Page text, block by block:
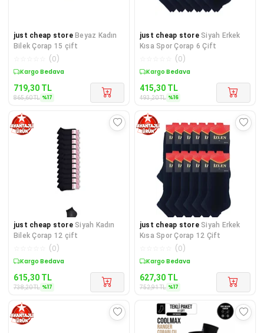
just cheap store Beyaz Kadın
Bilek Çorap 15 çift
(0)
Sepette %17 İndirim
719,30 TL
865,60TL %17
just cheap store Siyah Erkek
Kısa Spor Çorap 6 Çift
(0)
Sepette %16 İndirim
415,30 TL
493,20TL %16
just cheap store Siyah Kadın
Bilek Çorap 12 çift
(0)
Sepette %17 İndirim
615,30 TL
738,20TL %17
just cheap store Siyah Erkek
Kısa Spor Çorap 12 Çift
(0)
Sepette %17 İndirim
627,30 TL
752,91TL %17